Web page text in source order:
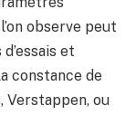
observe peut
et
constance de
Verstappen, ou